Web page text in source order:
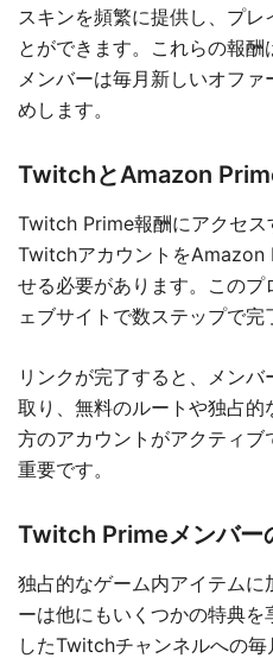
スキンを頻繁に提供し、プ
とができます。これらの報酬
メンバーは毎月新しいオフ
めします。
TwitchとAmazon
Twitch Prime報酬にアクセス
TwitchアカウントをAmazon
せる必要があります。この
ェブサイトで数ステップで完
リンクが完了すると、メン
取り、無料のルートや独占
方のアカウントがアクティ
重要です。
Twitch Primeメンバー
独占的なゲーム内アイテム
ーは他にもいくつかの特典
したTwitchチャンネルへの